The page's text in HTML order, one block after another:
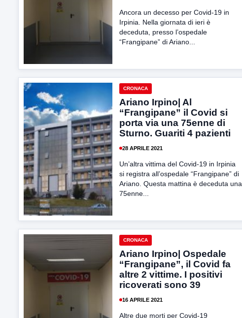
Ancora un decesso per Covid-19 in
Irpinia. Nella giornata di ieri è
deceduta, presso l’ospedale
“Frangipane” di Ariano...
CRONACA
Ariano Irpino| Al
“Frangipane” il Covid si
porta via una 75enne di
Sturno. Guariti 4 pazienti
28 APRILE 2021
Un’altra vittima del Covid-19 in Irpinia
si registra all’ospedale “Frangipane” di
Ariano. Questa mattina è deceduta una
75enne...
CRONACA
Ariano Irpino| Ospedale
“Frangipane”, il Covid fa
altre 2 vittime. I positivi
ricoverati sono 39
16 APRILE 2021
Altre due morti per Covid-19